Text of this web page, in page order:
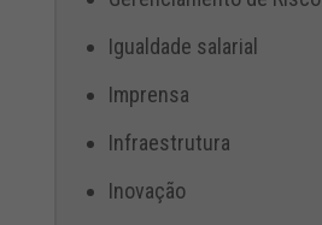
Igualdade salarial
Imprensa
Infraestrutura
Inovação